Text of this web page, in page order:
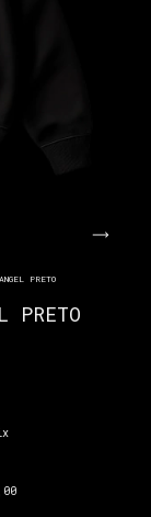
PRETO
PRETO